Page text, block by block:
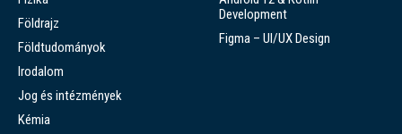
Földrajz
Földtudományok
Irodalom
Jog és intézmények
Kémia
Development
Figma – UI/UX Design